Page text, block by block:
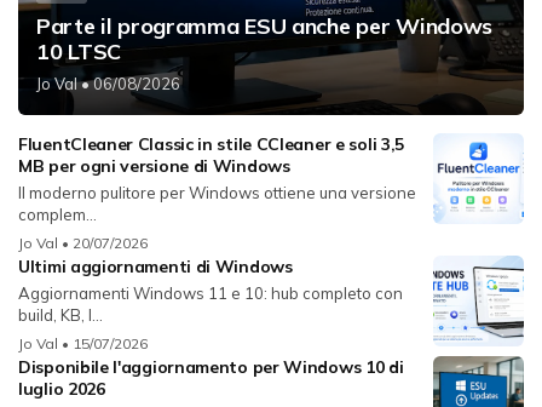
Parte il programma ESU anche per Windows
10 LTSC
Jo Val• 06/08/2026
FluentCleaner Classic in stile CCleaner e soli 3,5
MB per ogni versione di Windows
Il moderno pulitore per Windows ottiene una versione
complem...
Jo Val • 20/07/2026
Ultimi aggiornamenti di Windows
Aggiornamenti Windows 11 e 10: hub completo con
build, KB, l...
Jo Val • 15/07/2026
Disponibile l'aggiornamento per Windows 10 di
luglio 2026